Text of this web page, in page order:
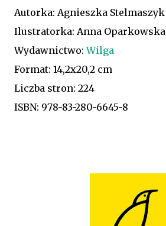
Autorka: Agnieszka Stelmaszyk
Ilustratorka: Anna Oparkowska
Wydawnictwo:Wilga
Format: 14,2x20,2 cm
Liczba stron: 224
ISBN: 978-83-280-6645-8